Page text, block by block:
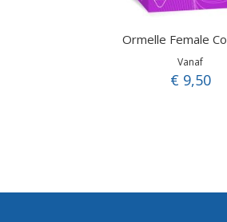
Ormelle Female
Vanaf
€ 9,50